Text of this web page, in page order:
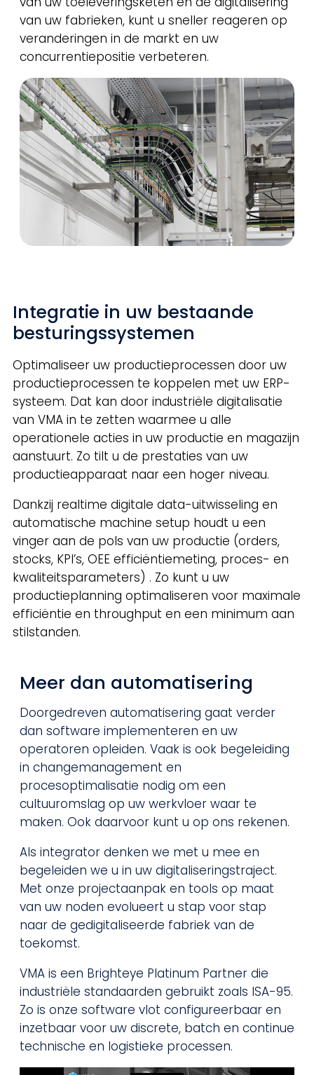
van uw fabrieken, kunt u sneller reageren op
veranderingen in de markt en uw
concurrentiepositie verbeteren.
Integratie in uw bestaande
besturingssystemen
Optimaliseer uw productieprocessen door uw
productieprocessen te koppelen met uw ERP-
systeem. Dat kan door industriële digitalisatie
van VMA in te zetten waarmee u alle
operationele acties in uw productie en magazijn
aanstuurt. Zo tilt u de prestaties van uw
productieapparaat naar een hoger niveau.
Dankzij realtime digitale data-uitwisseling en
automatische machine setup houdt u een
vinger aan de pols van uw productie (orders,
stocks, KPI’s, OEE efficiëntiemeting, proces- en
kwaliteitsparameters) . Zo kunt u uw
productieplanning optimaliseren voor maximale
efficiëntie en throughput en een minimum aan
stilstanden.
Meer dan automatisering
Doorgedreven automatisering gaat verder
dan software implementeren en uw
operatoren opleiden. Vaak is ook begeleiding
in changemanagement en
procesoptimalisatie nodig om een
cultuuromslag op uw werkvloer waar te
maken. Ook daarvoor kunt u op ons rekenen.
Als integrator denken we met u mee en
begeleiden we u in uw digitaliseringstraject.
Met onze projectaanpak en tools op maat
van uw noden evolueert u stap voor stap
naar de gedigitaliseerde fabriek van de
toekomst.
VMA is een Brighteye Platinum Partner die
industriële standaarden gebruikt zoals ISA-95.
Zo is onze software vlot configureerbaar en
inzetbaar voor uw discrete, batch en continue
technische en logistieke processen.